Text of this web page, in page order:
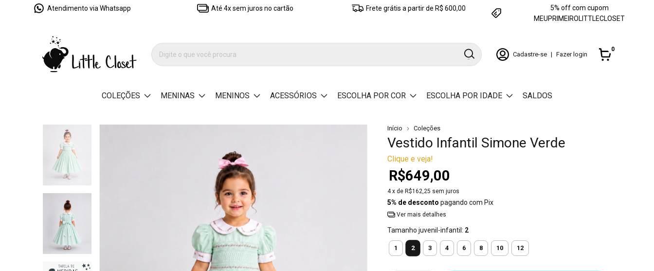
Atendimento via Whatsapp Até 4x sem juros no cartão Frete grátis a partir de R$ 600,00
5% off com cupom
MEUPRIMEIROLITTLECLOSET
Cadastre-se | Fazer login
0
COLEÇÕES MENINAS MENINOS ACESSÓRIOS ESCOLHA POR COR ESCOLHA POR IDADE SALDOS
Início Coleções
Vestido Infantil Simone Verde
Clique e veja!
R$649,00
4 x de R$162,25 sem juros
5% de desconto pagando com Pix
Ver mais detalhes
Tamanho juvenil-infantil: 2
1 2 3 4 6 8 10 12